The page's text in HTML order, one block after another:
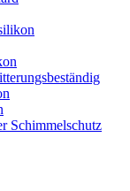
Schimmelschutz